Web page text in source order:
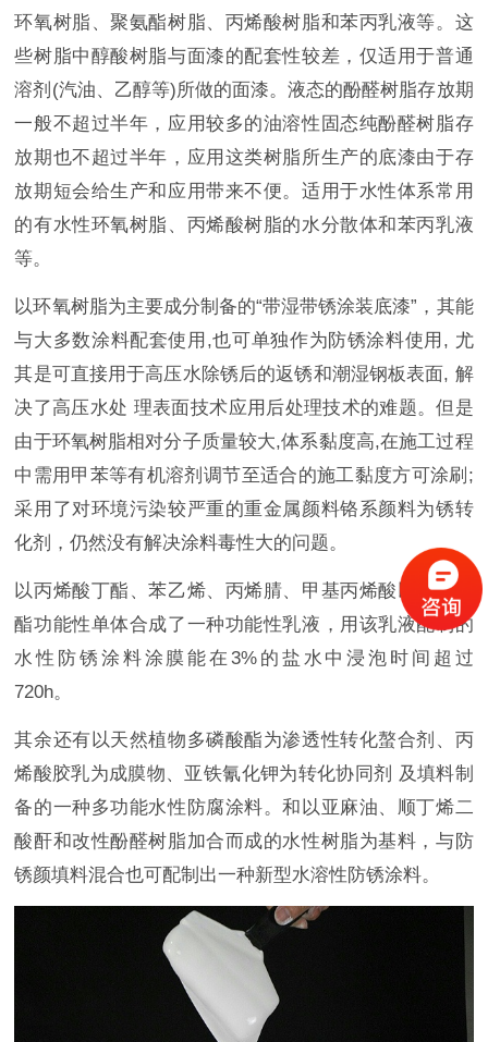
环氧树脂、聚氨酯树脂、丙烯酸树脂和苯丙乳液等。这
些树脂中醇酸树脂与面漆的配套性较差，仅适用于普通
溶剂(汽油、乙醇等)所做的面漆。液态的酚醛树脂存放期
一般不超过半年，应用较多的油溶性固态纯酚醛树脂存
放期也不超过半年，应用这类树脂所生产的底漆由于存
放期短会给生产和应用带来不便。适用于水性体系常用
的有水性环氧树脂、丙烯酸树脂的水分散体和苯丙乳液
等。
以环氧树脂为主要成分制备的“带湿带锈涂装底漆”，其能
与大多数涂料配套使用,也可单独作为防锈涂料使用, 尤
其是可直接用于高压水除锈后的返锈和潮湿钢板表面, 解
决了高压水处 理表面技术应用后处理技术的难题。但是
由于环氧树脂相对分子质量较大,体系黏度高,在施工过程
中需用甲苯等有机溶剂调节至适合的施工黏度方可涂刷;
采用了对环境污染较严重的重金属颜料铬系颜料为锈转
化剂，仍然没有解决涂料毒性大的问题。
以丙烯酸丁酯、苯乙烯、丙烯腈、甲基丙烯酸以及磷酸
酯功能性单体合成了一种功能性乳液，用该乳液配制的
水性防锈涂料涂膜能在3%的盐水中浸泡时间超过
720h。
其余还有以天然植物多磷酸酯为渗透性转化螯合剂、丙
烯酸胶乳为成膜物、亚铁氰化钾为转化协同剂 及填料制
备的一种多功能水性防腐涂料。和以亚麻油、顺丁烯二
酸酐和改性酚醛树脂加合而成的水性树脂为基料，与防
锈颜填料混合也可配制出一种新型水溶性防锈涂料。